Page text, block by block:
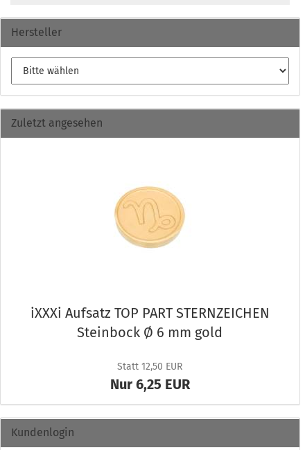
Hersteller
Zuletzt angesehen
iXXXi Auf­satz TOP PART STERN­ZEI­CHEN
Stein­bock Ø 6 mm gold
Statt 12,50 EUR
Nur 6,25 EUR
Kundenlogin